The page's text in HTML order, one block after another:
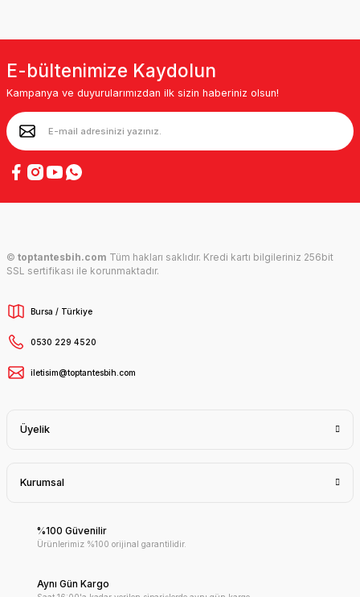
E-bültenimize Kaydolun
Kampanya ve duyurularımızdan ilk sizin haberiniz olsun!
© toptantesbih.com Tüm hakları saklıdır. Kredi kartı bilgileriniz 256bit
SSL sertifikası ile korunmaktadır.
Bursa / Türkiye
0530 229 4520
iletisim@toptantesbih.com
Üyelik
Kurumsal
%100 Güvenilir
Ürünlerimiz %100 orijinal garantilidir.
Aynı Gün Kargo